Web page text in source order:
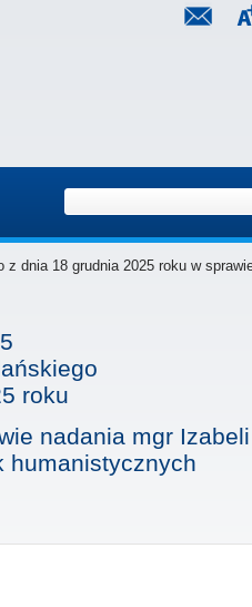
z dnia 18 grudnia 2025 roku w
roku
nadania mgr
humanistycznych